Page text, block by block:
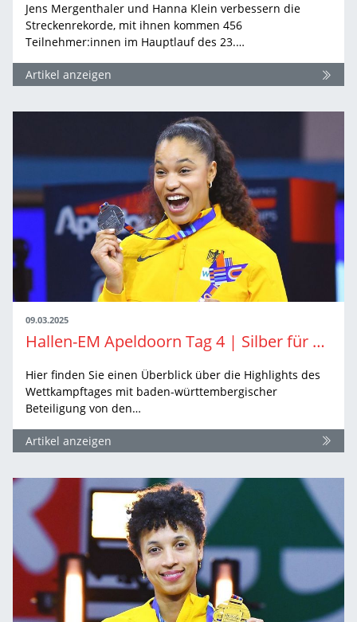
Jens Mergenthaler und Hanna Klein verbessern die
Streckenrekorde, mit ihnen kommen 456
Teilnehmer:innen im Hauptlauf des 23.…
Artikel anzeigen
09.03.2025
Hallen-EM Apeldoorn Tag 4 | Silber für Yemisi Ogunleye & ein gelungenes Debüt
Hier finden Sie einen Überblick über die Highlights des
Wettkampftages mit baden-württembergischer
Beteiligung von den…
Artikel anzeigen